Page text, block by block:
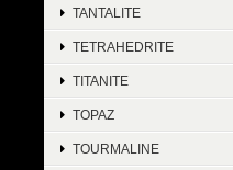
TANTALITE
TETRAHEDRITE
TITANITE
TOPAZ
TOURMALINE